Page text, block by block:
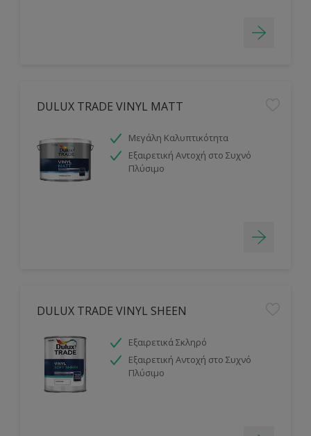
DULUX TRADE VINYL MATT
Μεγάλη Καλυπτικότητα
Εξαιρετική Αντοχή στο Συχνό
Πλύσιμο
DULUX TRADE VINYL SHEEN
Εξαιρετικά Σκληρό
Εξαιρετική Αντοχή στο Συχνό
Πλύσιμο